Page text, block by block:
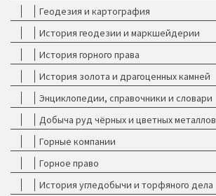
Геодезия и картография
История геодезии и маркшейдерии
История горного права
История золота и драгоценных камней
Энциклопедии, справочники и словари
Добыча руд чёрных и цветных металлов
Горные компании
Горное право
История угледобычи и торфяного дела